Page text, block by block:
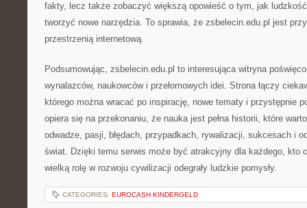
fakty, lecz także zobaczyć większą opowieść o tym, jak ludzkość
tworzyć nowe narzędzia. To sprawia, że zsbelecin.edu.pl jest
przestrzenią internetową.
Podsumowując, zsbelecin.edu.pl to interesująca witryna
wynalazców, naukowców i przełomowych idei. Strona łączy
którego można wracać po inspirację, nowe tematy i przystępnie
opiera się na przekonaniu, że nauka jest pełna historii, które
odwadze, pasji, błędach, przypadkach, rywalizacji, sukcesach i
świat. Dzięki temu serwis może być atrakcyjny dla każdego, kto
wielką rolę w rozwoju cywilizacji odegrały ludzkie pomysły.
CATEGORIES: EUROCASH KINDERGELD